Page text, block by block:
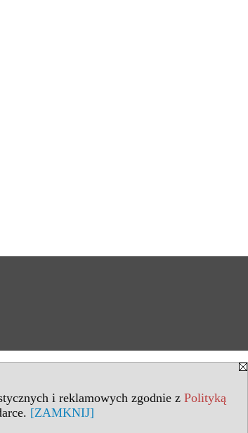
i reklamowych zgodnie z Polityką
[ZAMKNIJ]